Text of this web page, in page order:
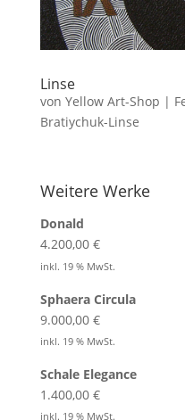
Linse
von Yellow Art-Shop |
Bratiychuk-Linse
Weitere Werke
Donald
4.200,00 €
inkl. 19 % MwSt.
Sphaera Circula
9.000,00 €
inkl. 19 % MwSt.
Schale Elegance
1.400,00 €
inkl. 19 % MwSt.